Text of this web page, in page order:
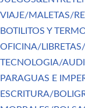
VIAJE/MALETAS/
BOTILITOS Y
OFICINA/
TECNOLOGIA/
PARAGUAS E
ESCRITURA/